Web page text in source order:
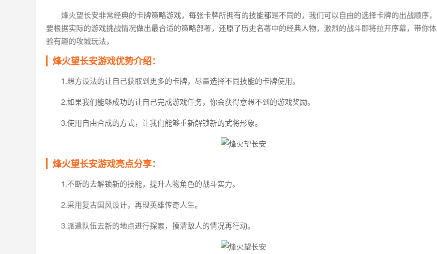
烽火望长安非常经典的卡牌策略游戏，每张卡牌所拥有的技能都是不同的，我们可以自由的选择卡牌的出战顺序，
要根据实际的游戏挑战情况做出最合适的策略部署，还原了历史名著中的经典人物，激烈的战斗即将拉开序幕，带你体
验有趣的攻城玩法，
烽火望长安游戏优势介绍：
1.想方设法的让自己获取到更多的卡牌，尽量选择不同技能的卡牌使用。
2.如果我们能够成功的让自己完成游戏任务，你会获得意想不到的游戏奖励。
3.使用自由合成的方式，让我们能够重新解锁新的武将形象。
烽火望长安游戏亮点分享：
1.不断的去解锁新的技能，提升人物角色的战斗实力。
2.采用复古国风设计，再现英雄传奇人生。
3.派遣队伍去新的地点进行探索，摸清敌人的情况再行动。